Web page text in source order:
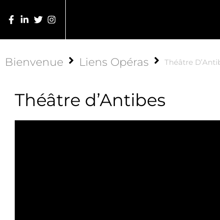
Bienvenue Liens Opéras Théâtre
Théâtre d’Antibes